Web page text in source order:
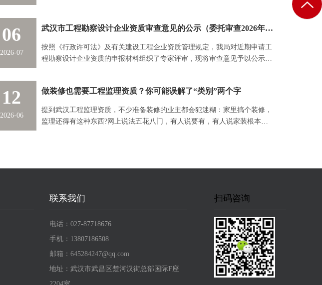
06
2026-07
武汉市工程勘察设计企业资质审查意见的公示（委托审查2026年第十四批）
按照《行政许可法》及有关建设工程企业资质管理规定，我局对近期申请工
程勘察设计企业资质的申报材料组织了专家评审，现将审查意见予以公示，
12
2026-06
做装修也需要工程监理资质？你可能误解了“类别”两个字
提到武汉工程监理资质​，不少准备装修的业主都会犯迷糊：家里搞个装修，
监理还得有这种东西?网上说法五花八门，有人说要有，有人说家装根本不
联系我们
电话：027-87718676
手机：13807186508
邮箱：645284247@qq.com
地址：武汉市武昌区楚河汉街总部国际F座
扫码咨询